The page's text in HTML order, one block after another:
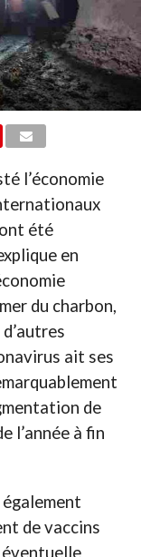
l’économie
été
en
du charbon,
ait ses
de
l’année à fin
de vaccins
éventuelle